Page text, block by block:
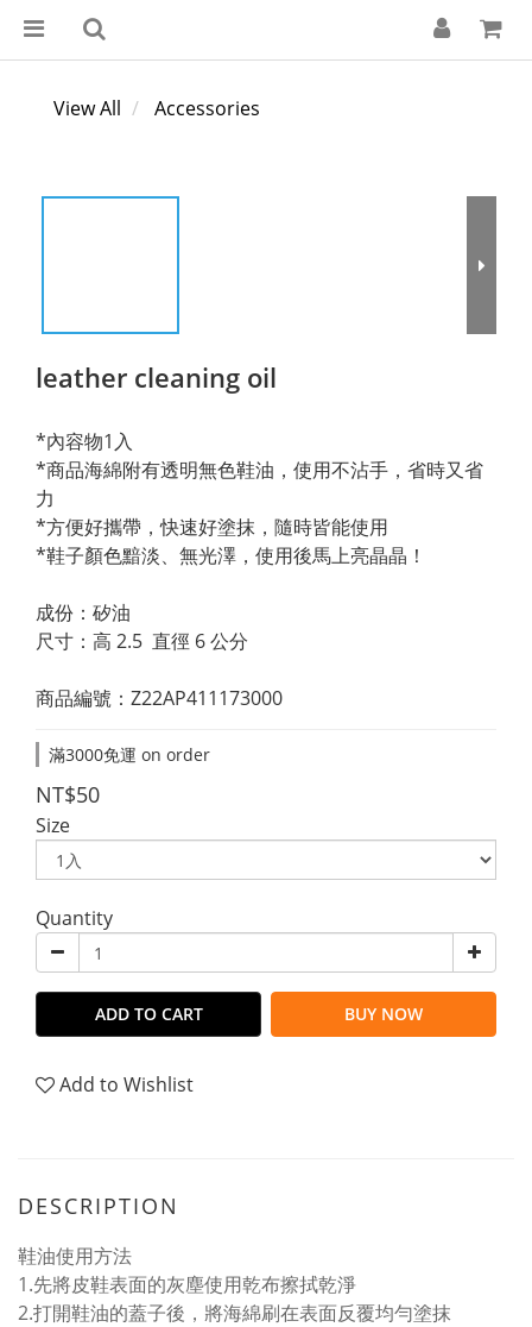
View All Accessories
leather cleaning oil
*內容物1入
*商品海綿附有透明無色鞋油，使用不沾手，省時又省
力
*方便好攜帶，快速好塗抹，隨時皆能使用
*鞋子顏色黯淡、無光澤，使用後馬上亮晶晶！
成份：矽油
尺寸：高 2.5  直徑 6 公分
商品編號：Z22AP411173000
滿3000免運 on order
NT$50
Size
Quantity
ADD TO CART BUY NOW
Add to Wishlist
DESCRIPTION
鞋油使用方法
1.先將皮鞋表面的灰塵使用乾布擦拭乾淨
2.打開鞋油的蓋子後，將海綿刷在表面反覆均勻塗抹